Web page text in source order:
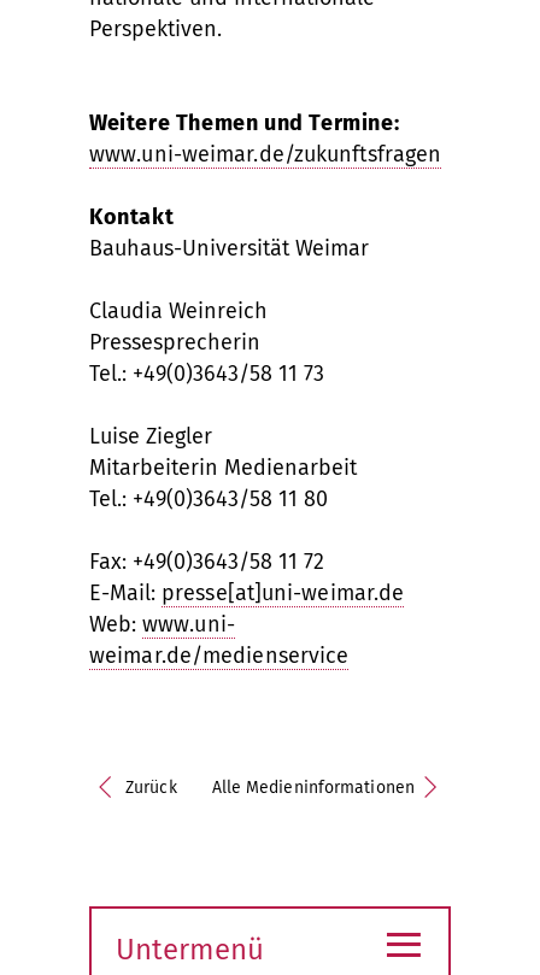
Perspektiven.
Weitere Themen und Termine:
www.uni-weimar.de/zukunftsfragen
Kontakt
Bauhaus-Universität Weimar
Claudia Weinreich
Pressesprecherin
Tel.: +49(0)3643/58 11 73
Luise Ziegler
Mitarbeiterin Medienarbeit
Tel.: +49(0)3643/58 11 80
Fax: +49(0)3643/58 11 72
E-Mail: presse[at]uni-weimar.de
Web: www.uni-
weimar.de/medienservice
Zurück Alle Medieninformationen
Untermenü
≡